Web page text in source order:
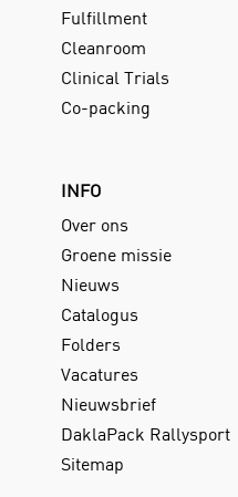
Fulfillment
Cleanroom
Clinical Trials
Co-packing
INFO
Over ons
Groene missie
Nieuws
Catalogus
Folders
Vacatures
Nieuwsbrief
DaklaPack Rallysport
Sitemap